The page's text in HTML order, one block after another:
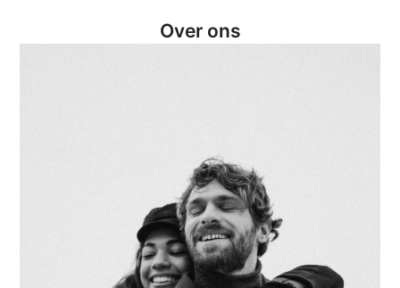
Over ons